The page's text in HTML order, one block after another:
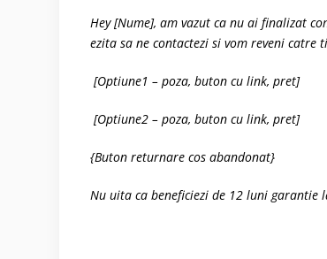
Hey [Nume], am vazut ca nu ai finalizat
ezita sa ne contactezi si vom reveni catre
[Optiune1 – poza, buton cu link, pret]
[Optiune2 – poza, buton cu link, pret]
{Buton returnare cos abandonat}
Nu uita ca beneficiezi de 12 luni